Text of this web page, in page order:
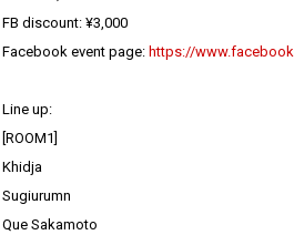
FB discount: ¥3,000
Facebook event page: https://
Line up:
[ROOM1]
Khidja
Sugiurumn
Que Sakamoto